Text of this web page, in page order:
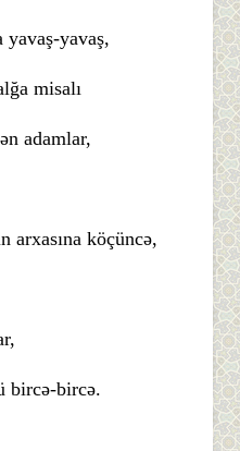
yavaş-yavaş,
misalı
köçüncə,
bircə-bircə.